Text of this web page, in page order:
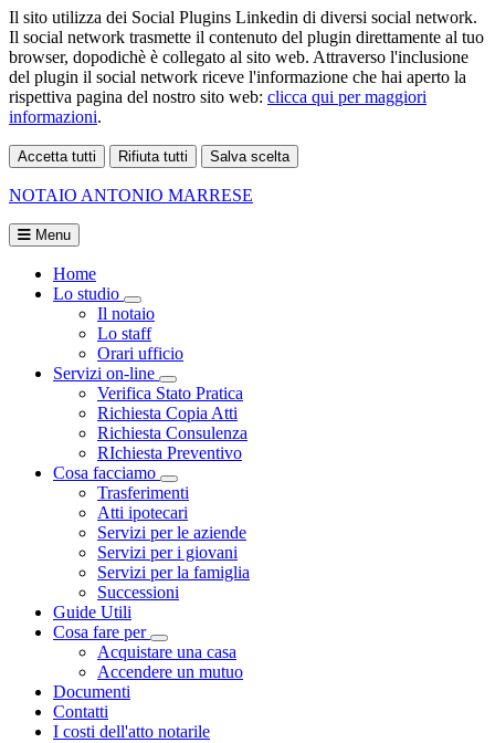
Il sito utilizza dei Social Plugins Linkedin di diversi social network.
Il social network trasmette il contenuto del plugin direttamente al tuo
browser, dopodichè è collegato al sito web. Attraverso l'inclusione
del plugin il social network riceve l'informazione che hai aperto la
rispettiva pagina del nostro sito web: clicca qui per maggiori
informazioni.
Accetta tutti Rifiuta tutti Salva scelta
NOTAIO ANTONIO MARRESE
Menu
Home
Lo studio
Visualizza menù di secondo livello
Il notaio
Lo staff
Orari ufficio
Servizi on-line
Visualizza menù di secondo livello
Verifica Stato Pratica
Richiesta Copia Atti
Richiesta Consulenza
RIchiesta Preventivo
Cosa facciamo
Visualizza menù di secondo livello
Trasferimenti
Atti ipotecari
Servizi per le aziende
Servizi per i giovani
Servizi per la famiglia
Successioni
Guide Utili
Cosa fare per
Visualizza menù di secondo livello
Acquistare una casa
Accendere un mutuo
Documenti
Contatti
I costi dell'atto notarile